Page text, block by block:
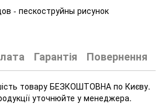
- пескоструйны рисунок
Гарантія Повернення
товару БЕЗКОШТОВНА по Києву.
уточнюйте у менеджера.